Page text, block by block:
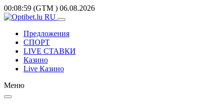
00:08:59 (GTM ) 06.08.2026
Предложения
СПОРТ
LIVE СТАВКИ
Казино
Live Казино
Меню